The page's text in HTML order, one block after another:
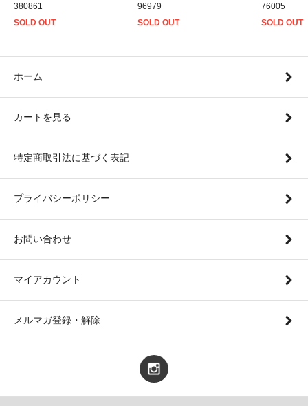
380861
SOLD OUT
96979
SOLD OUT
76005
SOLD OUT
ホーム
カートを見る
特定商取引法に基づく表記
プライバシーポリシー
お問い合わせ
マイアカウント
メルマガ登録・解除